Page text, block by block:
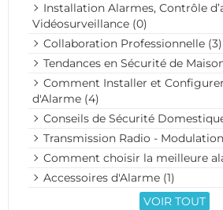
Installation Alarmes, Contrôle
Vidéosurveillance (0)
Collaboration Professionnelle (3)
Tendances en Sécurité de
Comment Installer et
d'Alarme (4)
Conseils de Sécurité
Transmission Radio -
Comment choisir la meilleure
Accessoires d'Alarme (1)
VOIR TOUT